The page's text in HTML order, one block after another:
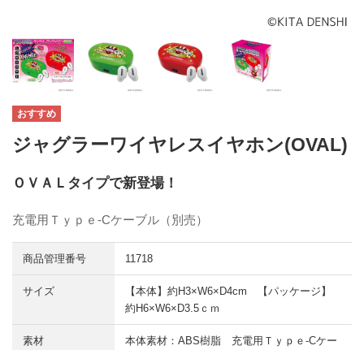
ジャグラーワイヤレスイヤホン(OVAL)
ＯＶＡＬタイプで新登場！
充電用Ｔｙｐｅ-Cケーブル（別売）
商品管理番号 11718
サイズ
【本体】約H3×W6×D4cm 【パッケージ】
約H6×W6×D3.5ｃｍ
素材
本体素材：ABS樹脂 充電用Ｔｙｐｅ-Cケー